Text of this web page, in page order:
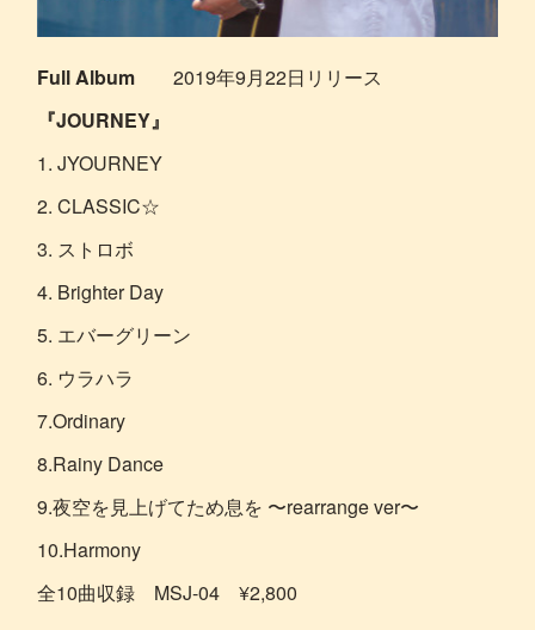
Full Album2019年9月22日リリース
『JOURNEY』
1. JYOURNEY
2. CLASSIC☆
3. ストロボ
4. Brighter Day
5. エバーグリーン
6. ウラハラ
7.Ordinary
8.Rainy Dance
9.夜空を見上げてため息を 〜rearrange ver〜
10.Harmony
全10曲収録 MSJ-04 ¥2,800